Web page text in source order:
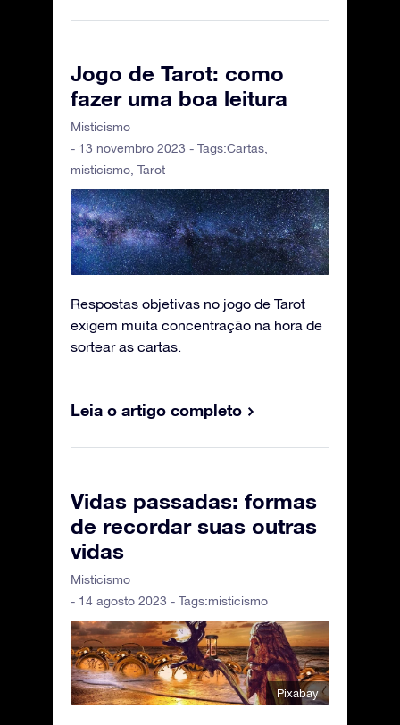
Jogo de Tarot: como
fazer uma boa leitura
Misticismo
- 13 novembro 2023 - Tags:Cartas
misticismo Tarot
Respostas objetivas no jogo de Tarot
exigem muita concentração na hora de
sortear as cartas.
Leia o artigo completo
Vidas passadas: formas
de recordar suas outras
vidas
Misticismo
- 14 agosto 2023 - Tags:misticismo
Pixabay